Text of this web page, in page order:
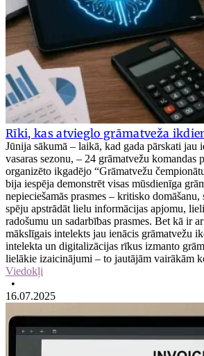
Rīki, kas atvieglo grāmatveža
Jūnija sākumā – laikā, kad gada pārskati jau
vasaras sezonu, – 24 grāmatvežu komandas
organizēto ikgadējo “Grāmatvežu
bija iespēja demonstrēt visas mūsdienīga
nepieciešamās prasmes – kritisko domāšanu,
spēju apstrādāt lielu informācijas apjomu,
radošumu un sadarbības prasmes. Bet kā ir
mākslīgais intelekts jau ienācis grāmatvežu
intelekta un digitalizācijas rīkus izmanto
lielākie izaicinājumi – to jautājām vairākām
Viedokļi
•
16.07.2025